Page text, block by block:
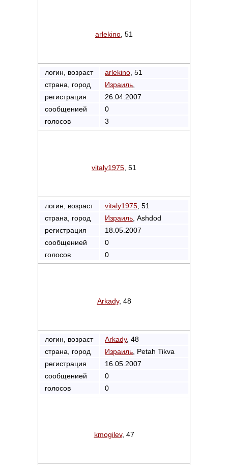
arlekino , 51
логин, возраст arlekino , 51
страна, город
Израиль
регистрация
26.04.2007
сообщенией
0
голосов
3
vitaly1975 , 51
логин, возраст vitaly1975 , 51
страна, город
Израиль , Ashdod
регистрация
18.05.2007
сообщенией
0
голосов
0
Arkady, 48
логин, возраст Arkady, 48
страна, город
Израиль , Petah Tikva
регистрация
16.05.2007
сообщенией
0
голосов
0
kmogilev, 47